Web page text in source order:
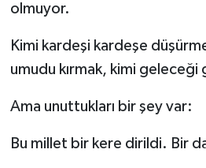
olmuyor.
Kimi kardeşi kardeşe
umudu kırmak, kimi
Ama unuttukları bir şey var:
Bu millet bir kere dirildi. Bir